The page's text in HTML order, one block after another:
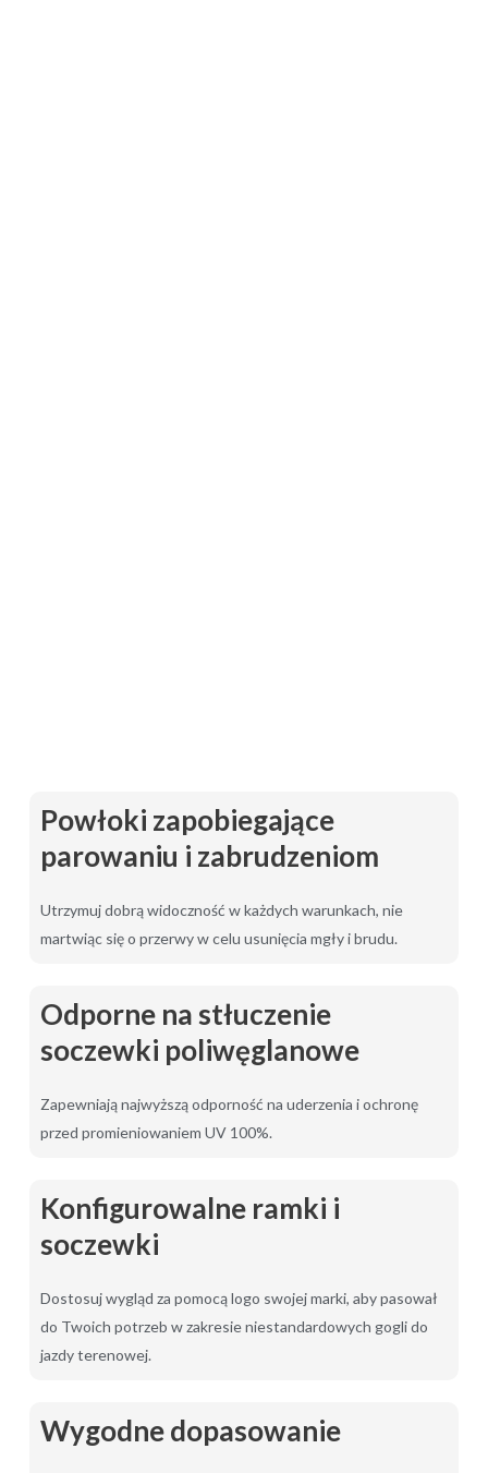
Powłoki zapobiegające
parowaniu i zabrudzeniom
Utrzymuj dobrą widoczność w każdych warunkach, nie
martwiąc się o przerwy w celu usunięcia mgły i brudu.
Odporne na stłuczenie
soczewki poliwęglanowe
Zapewniają najwyższą odporność na uderzenia i ochronę
przed promieniowaniem UV 100%.
Konfigurowalne ramki i
soczewki
Dostosuj wygląd za pomocą logo swojej marki, aby pasował
do Twoich potrzeb w zakresie niestandardowych gogli do
jazdy terenowej.
Wygodne dopasowanie